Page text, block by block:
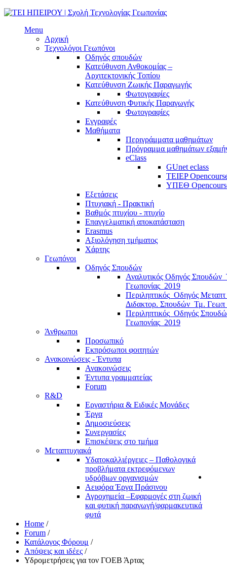
Menu
Αρχική
Τεχνολόγοι Γεωπόνοι
Οδηγός σπουδών
Κατεύθυνση Ανθοκομίας –
Αρχιτεκτονικής Τοπίου
Κατεύθυνση Ζωικής Παραγωγής
Φωτογραφίες
Κατεύθυνση Φυτικής Παραγωγής
Φωτογραφίες
Εγγραφές
Μαθήματα
Περιγράμματα μαθημάτων
Πρόγραμμα μαθημάτων
eClass
GUnet eclass
TEIEP
ΥΠΕΘ
Εξετάσεις
Πτυχιακή - Πρακτική
Βαθμός πτυχίου - πτυχίο
Επαγγελματική αποκατάσταση
Erasmus
Αξιολόγηση τμήματος
Χάρτης
Γεωπόνοι
Οδηγός Σπουδών
Αναλυτικός Οδηγός
Γεωπονίας_2019
Περιληπτικός_Οδηγός
Διδακτορ. Σπουδών_Τμ.
Περιληπτικός_Οδηγός
Γεωπονίας_2019
Άνθρωποι
Προσωπικό
Εκπρόσωποι φοιτητών
Ανακοινώσεις - Έντυπα
Ανακοινώσεις
Έντυπα γραμματείας
Forum
R&D
Εργαστήρια & Ειδικές Μονάδες
Έργα
Δημοσιεύσεις
Συνεργασίες
Επισκέψεις στο τμήμα
Μεταπτυχιακά
Υδατοκαλλιέργειες – Παθολογικά
προβλήματα εκτρεφόμενων
υδρόβιων οργανισμών
Αειφόρα Έργα Πράσινου
Αγροχημεία –Εφαρμογές στη ζωική
και φυτική παραγωγή/φαρμακευτικά
φυτά
Home /
Forum /
Κατάλογος Φόρουμ /
Απόψεις και ιδέες /
Υδρομετρήσεις για τον ΓΟΕΒ Άρτας